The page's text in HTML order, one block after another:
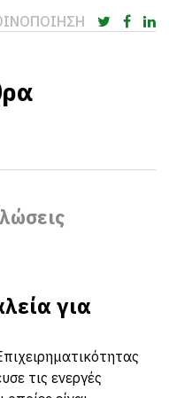
για
τις ενεργές